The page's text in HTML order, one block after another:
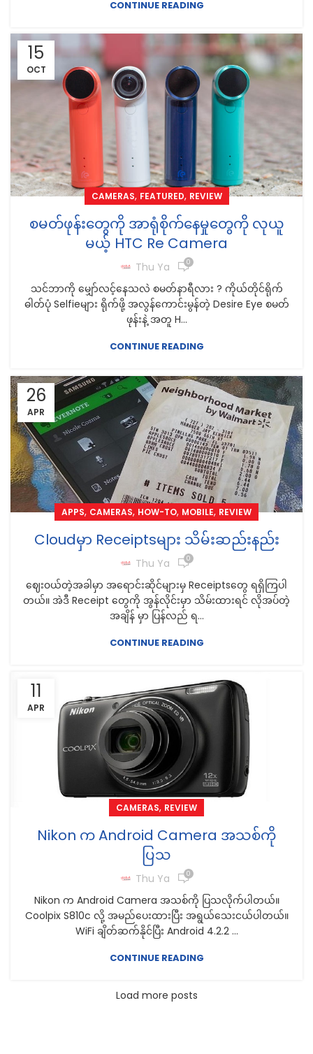
CONTINUE READING
15
OCT
CAMERAS, FEATURED, REVIEW
စမတ်ဖုန်းတွေကို အာရုံစိုက်နေမှုတွေကို လုယူ
မယ့် HTC Re Camera
Thu Ya 0
သင်ဘာကို မျှော်လင့်နေသလဲ စမတ်နာရီလား ? ကိုယ်တိုင်ရိုက်
ဓါတ်ပုံ Selfieများ ရိုက်ဖို့ အလွန်ကောင်းမွန်တဲ့ Desire Eye စမတ်
ဖုန်းနဲ့ အတူ H...
CONTINUE READING
26
APR
APPS, CAMERAS, HOW-TO, MOBILE, REVIEW
Cloudမှာ Receiptsများ သိမ်းဆည်းနည်း
Thu Ya 0
ဈေး၀ယ်တဲ့အခါမှာ အရောင်းဆိုင်များမှ Receiptsတွေ ရရှိကြပါ
တယ်။ အဲဒီ Receipt တွေကို အွန်လိုင်းမှာ သိမ်းထားရင် လိုအပ်တဲ့
အချိန် မှာ ပြန်လည် ရ...
CONTINUE READING
11
APR
CAMERAS, REVIEW
Nikon က Android Camera အသစ်ကို
ပြသ
Thu Ya 0
Nikon က Android Camera အသစ်ကို ပြသလိုက်ပါတယ်။
Coolpix S810c လို့ အမည်ပေးထားပြီး အရွယ်သေးငယ်ပါတယ်။
WiFi ချိတ်ဆက်နိုင်ပြီး Android 4.2.2 ...
CONTINUE READING
Load more posts